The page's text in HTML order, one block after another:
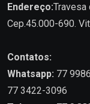
Endereço:Travesa
Cep.45.000-690.
Contatos:
Whatsapp: 77
77 3422-3096